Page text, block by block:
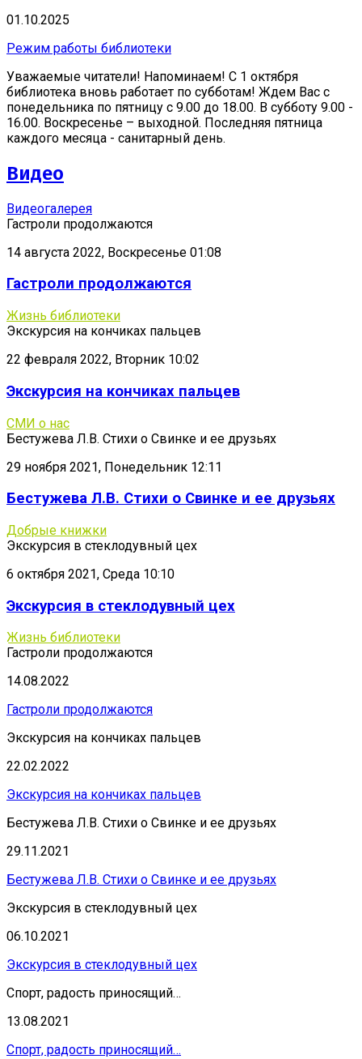
01.10.2025
Режим работы библиотеки
Уважаемые читатели! Напоминаем! С 1 октября
библиотека вновь работает по субботам! Ждем Вас с
понедельника по пятницу с 9.00 до 18.00. В субботу 9.00 -
16.00. Воскресенье – выходной. Последняя пятница
каждого месяца - санитарный день.
Видео
Видеогалерея
Гастроли продолжаются
14 августа 2022, Воскресенье 01:08
Гастроли продолжаются
Жизнь библиотеки
Экскурсия на кончиках пальцев
22 февраля 2022, Вторник 10:02
Экскурсия на кончиках пальцев
СМИ о нас
Бестужева Л.В. Стихи о Свинке и ее друзьях
29 ноября 2021, Понедельник 12:11
Бестужева Л.В. Стихи о Свинке и ее друзьях
Добрые книжки
Экскурсия в стеклодувный цех
6 октября 2021, Среда 10:10
Экскурсия в стеклодувный цех
Жизнь библиотеки
Гастроли продолжаются
14.08.2022
Гастроли продолжаются
Экскурсия на кончиках пальцев
22.02.2022
Экскурсия на кончиках пальцев
Бестужева Л.В. Стихи о Свинке и ее друзьях
29.11.2021
Бестужева Л.В. Стихи о Свинке и ее друзьях
Экскурсия в стеклодувный цех
06.10.2021
Экскурсия в стеклодувный цех
Спорт, радость приносящий…
13.08.2021
Спорт, радость приносящий…